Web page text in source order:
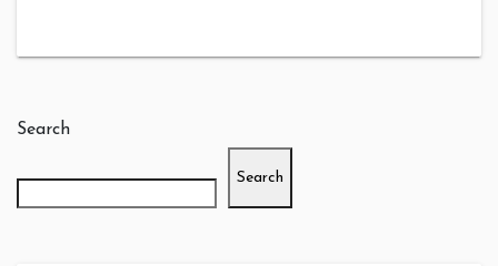
Search
Search